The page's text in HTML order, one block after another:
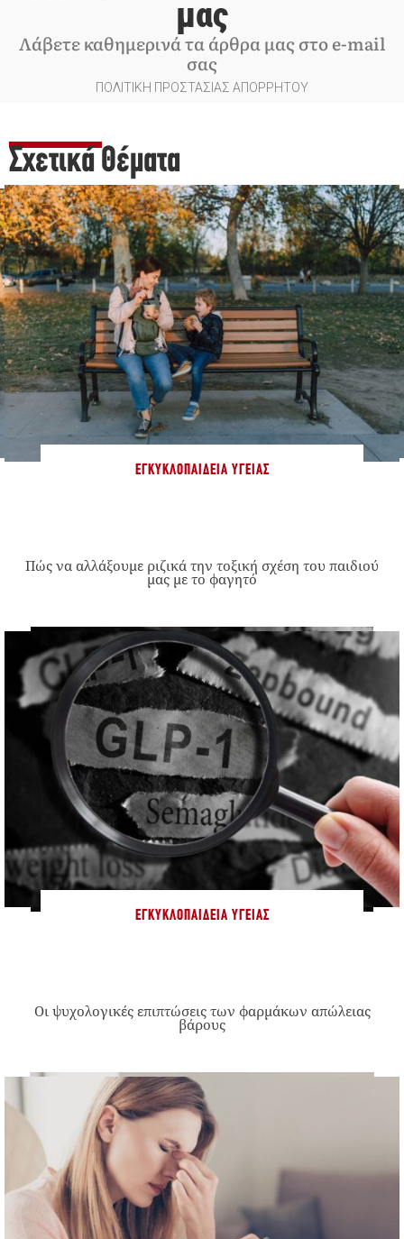
μας
Λάβετε καθημερινά τα άρθρα μας στο e-mail
σας
ΠΟΛΙΤΙΚΗ ΠΡΟΣΤΑΣΙΑΣ ΑΠΟΡΡΗΤΟΥ
Σχετικά Θέματα
ΕΓΚΥΚΛΟΠΑΊΔΕΙΑ ΥΓΕΊΑΣ
Πώς να αλλάξουμε ριζικά την τοξική σχέση του παιδιού
μας με το φαγητό
ΕΓΚΥΚΛΟΠΑΊΔΕΙΑ ΥΓΕΊΑΣ
Οι ψυχολογικές επιπτώσεις των φαρμάκων απώλειας
βάρους